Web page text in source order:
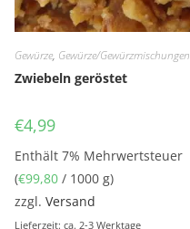
Gewürze, Gewürze/Gewürzmischungen
Zwiebeln geröstet
€4,99
Enthält 7% Mehrwertsteuer
(€99,80 / 1000 g)
zzgl.Versand
Lieferzeit: ca. 2-3 Werktage